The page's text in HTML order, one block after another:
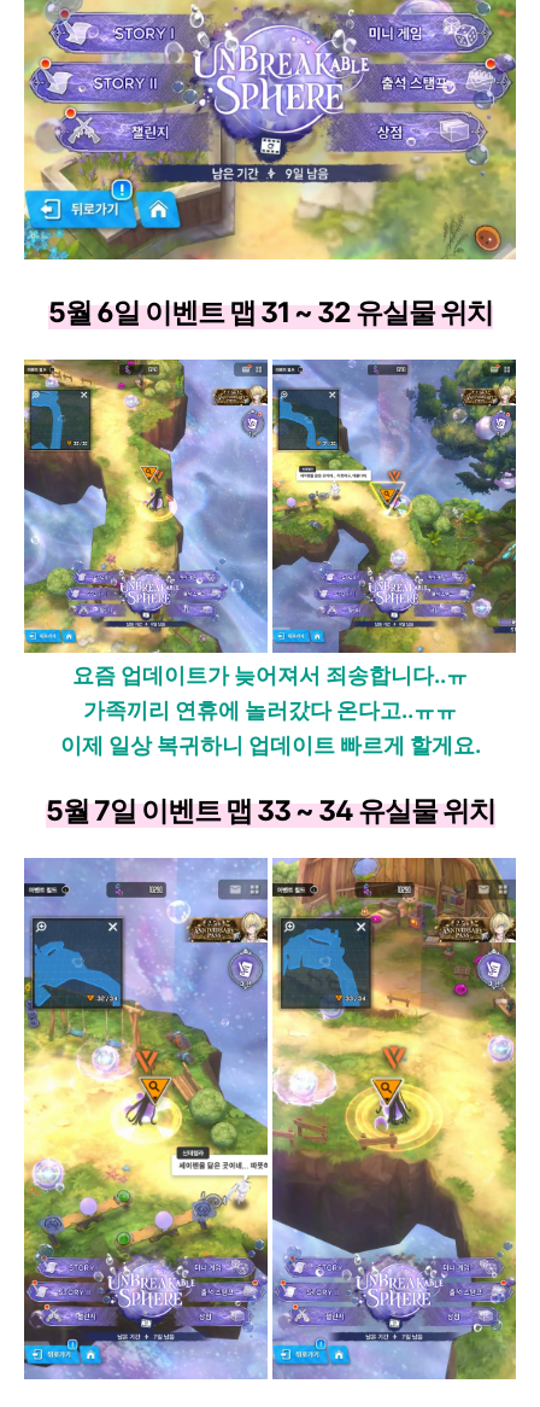
5월 6일 이벤트 맵 31 ~ 32 유실물 위치
요즘 업데이트가 늦어져서 죄송합니다..ㅠ
가족끼리 연휴에 놀러갔다 온다고..ㅠㅠ
이제 일상 복귀하니 업데이트 빠르게 할게요.
5월 7일 이벤트 맵 33 ~ 34 유실물 위치